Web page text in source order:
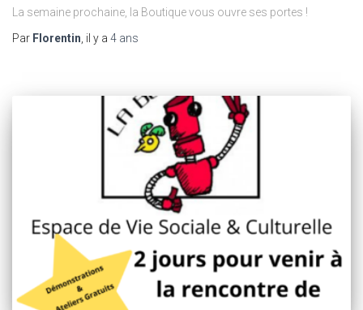
La semaine prochaine, la Boutique vous ouvre ses portes !
Par Florentin , il y a 4 ans